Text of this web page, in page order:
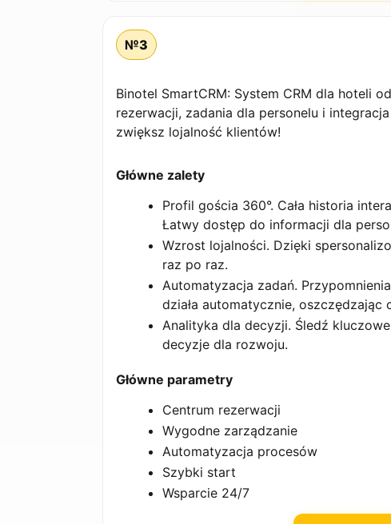
№3
Binotel SmartCRM: System CRM dla hoteli
rezerwacji, zadania dla personelu i
zwiększ lojalność klientów!
Główne zalety
Profil gościa 360°. Cała historia
Łatwy dostęp do informacji dla
Wzrost lojalności. Dzięki
raz po raz.
Automatyzacja zadań.
działa automatycznie, oszczędzając
Analityka dla decyzji. Śledź
decyzje dla rozwoju.
Główne parametry
Centrum rezerwacji
Wygodne zarządzanie
Automatyzacja procesów
Szybki start
Wsparcie 24/7